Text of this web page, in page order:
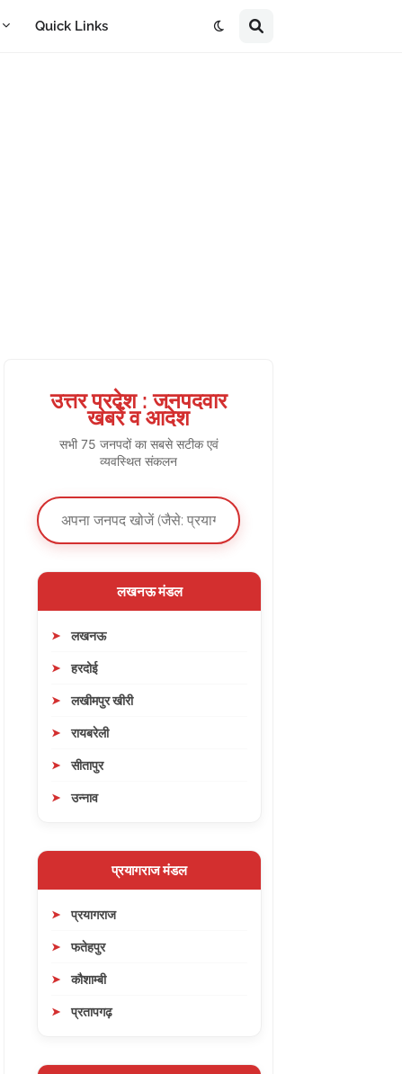
Quick Links
उत्तर प्रदेश : जनपदवार
खबरें व आदेश
सभी 75 जनपदों का सबसे सटीक एवं
व्यवस्थित संकलन
लखनऊ मंडल
लखनऊ
हरदोई
लखीमपुर खीरी
रायबरेली
सीतापुर
उन्नाव
प्रयागराज मंडल
प्रयागराज
फतेहपुर
कौशाम्बी
प्रतापगढ़